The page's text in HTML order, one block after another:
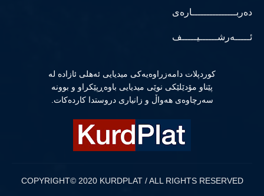
دەربـــــــــــــــارەی
ئـــــەرشــــــیـــــف
كوردپلات دامەزراوەیەكی میدیایی ئەهلی ئازادە لە
پێناو مۆدێلێكی نوێی میدیایی باوەڕپێكراو و بوونە
سەرچاوەی هەواڵ و زانیاری دروستدا كاردەكات.
COPYRIGHT© 2020 KURDPLAT / ALL RIGHTS RESERVED